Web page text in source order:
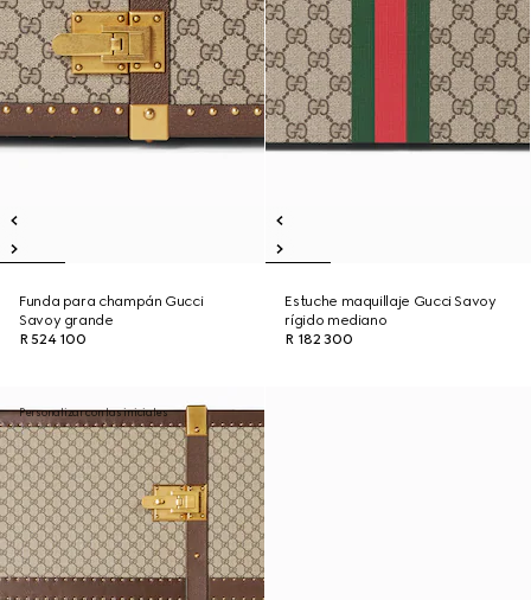
Funda para champán Gucci
Savoy grande
R 524 100
Estuche maquillaje Gucci Savoy
rígido mediano
R 182 300
Personalizar con las iniciales